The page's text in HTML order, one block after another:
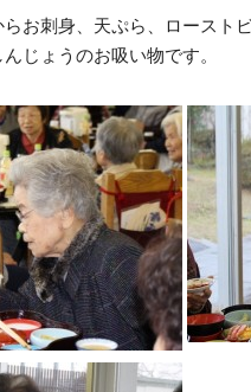
お刺身、天ぷら、ロースト
じょうのお吸い物です。